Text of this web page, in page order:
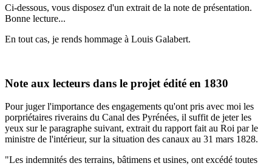
Ci-dessous, vous disposez d'un extrait de la note de présentation.
Bonne lecture...
En tout cas, je rends hommage à Louis Galabert.
Note aux lecteurs dans le projet édité en 1830
Pour juger l'importance des engagements qu'ont pris avec moi les
porpriétaires riverains du Canal des Pyrénées, il suffit de jeter les
yeux sur le paragraphe suivant, extrait du rapport fait au Roi par le
ministre de l'intérieur, sur la situation des canaux au 31 mars 1828.
"Les indemnités des terrains, bâtimens et usines, ont excédé toutes